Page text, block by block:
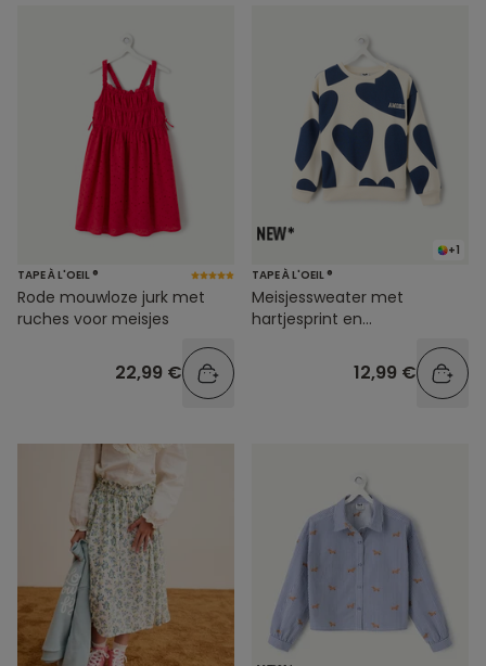
TAPE À L'OEIL ®
Rode mouwloze jurk met
ruches voor meisjes
22,99 €
+1
TAPE À L'OEIL ®
Meisjessweater met
hartjesprint en
12,99 €